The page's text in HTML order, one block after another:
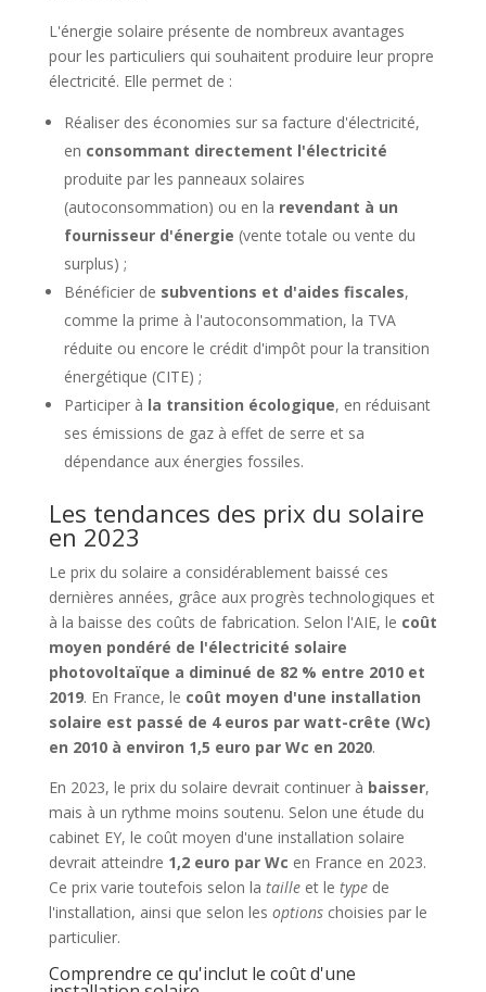
L'énergie solaire présente de nombreux avantages
pour les particuliers qui souhaitent produire leur propre
électricité. Elle permet de :
Réaliser des économies sur sa facture d'électricité,
en consommant directement l'électricité
produite par les panneaux solaires
(autoconsommation) ou en la revendant à un
fournisseur d'énergie (vente totale ou vente du
surplus) ;
Bénéficier de subventions et d'aides fiscales,
comme la prime à l'autoconsommation, la TVA
réduite ou encore le crédit d'impôt pour la transition
énergétique (CITE) ;
Participer à la transition écologique, en réduisant
ses émissions de gaz à effet de serre et sa
dépendance aux énergies fossiles.
Les tendances des prix du solaire
en 2023
Le prix du solaire a considérablement baissé ces
dernières années, grâce aux progrès technologiques et
à la baisse des coûts de fabrication. Selon l'AIE, le coût
moyen pondéré de l'électricité solaire
photovoltaïque a diminué de 82 % entre 2010 et
2019. En France, le coût moyen d'une installation
solaire est passé de 4 euros par watt-crête (Wc)
en 2010 à environ 1,5 euro par Wc en 2020.
En 2023, le prix du solaire devrait continuer à baisser,
mais à un rythme moins soutenu. Selon une étude du
cabinet EY, le coût moyen d'une installation solaire
devrait atteindre 1,2 euro par Wc en France en 2023.
Ce prix varie toutefois selon la tailleet le typede
l'installation, ainsi que selon les optionschoisies par le
particulier.
Comprendre ce qu'inclut le coût d'une